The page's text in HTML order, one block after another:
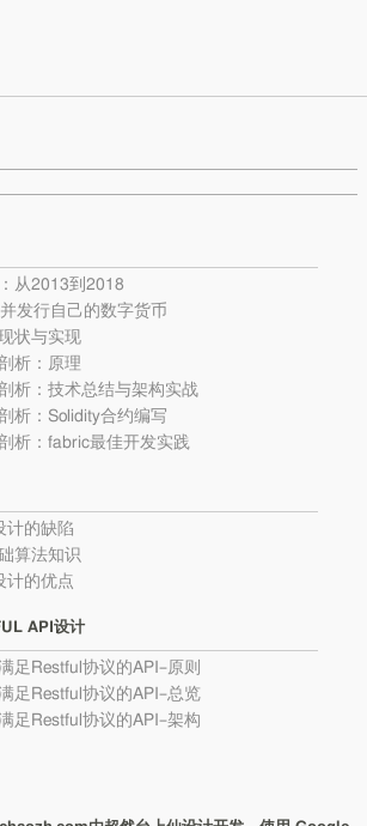
从2013到2018
发行自己的数字货币
状与实现
析：原理
析：技术总结与架构实战
析：Solidity合约编写
析：fabric最佳开发实践
计的缺陷
算法知识
计的优点
API设计
足Restful协议的API–原则
足Restful协议的API–总览
足Restful协议的API–架构